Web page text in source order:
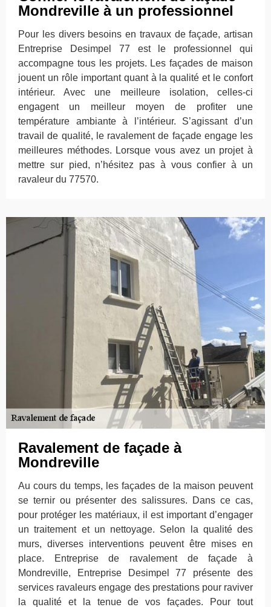
Mondreville à un professionnel
Pour les divers besoins en travaux de façade, artisan
Entreprise Desimpel 77 est le professionnel qui
accompagne tous les projets. Les façades de maison
jouent un rôle important quant à la qualité et le confort
intérieur. Avec une meilleure isolation, celles-ci
engagent un meilleur moyen de profiter une
température ambiante à l’intérieur. S’agissant d’un
travail de qualité, le ravalement de façade engage les
meilleures méthodes. Lorsque vous avez un projet à
mettre sur pied, n’hésitez pas à vous confier à un
ravaleur du 77570.
Ravalement de façade à
Mondreville
Au cours du temps, les façades de la maison peuvent
se ternir ou présenter des salissures. Dans ce cas,
pour protéger les matériaux, il est important d’engager
un traitement et un nettoyage. Selon la qualité des
murs, diverses interventions peuvent être mises en
place. Entreprise de ravalement de façade à
Mondreville, Entreprise Desimpel 77 présente des
services ravaleurs engage des prestations pour raviver
la qualité et la tenue de vos façades. Pour tout